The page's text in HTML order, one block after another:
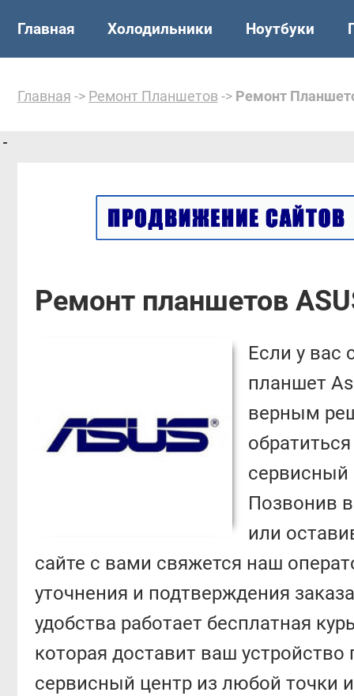
Главная Холодильники Ноутбуки
Главная -> Ремонт Планшетов -> Ремонт
Ремонт планшетов
Если у вас
планшет
верным
сервисный
Позвонив
или
сайте с вами свяжется наш
уточнения и подтверждения
удобства работает бесплатная
которая доставит ваш устройство
сервисный центр из любой точки